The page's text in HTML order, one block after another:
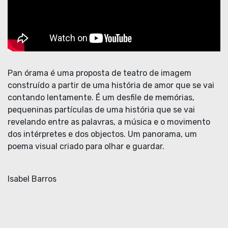
Pan órama é uma proposta de teatro de imagem
construído a partir de uma história de amor que se vai
contando lentamente. É um desfile de memórias,
pequeninas partículas de uma história que se vai
revelando entre as palavras, a música e o movimento
dos intérpretes e dos objectos. Um panorama, um
poema visual criado para olhar e guardar.
Isabel Barros